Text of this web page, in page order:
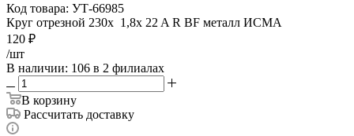
Код товара: УТ-66985
Круг отрезной 230x 1,8x 22 A R BF металл ИСМА
120 ₽
/шт
В наличии: 106 в 2 филиалах
В корзину
Рассчитать доставку